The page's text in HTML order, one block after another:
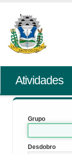
Atividades
Grupo
Desdobro